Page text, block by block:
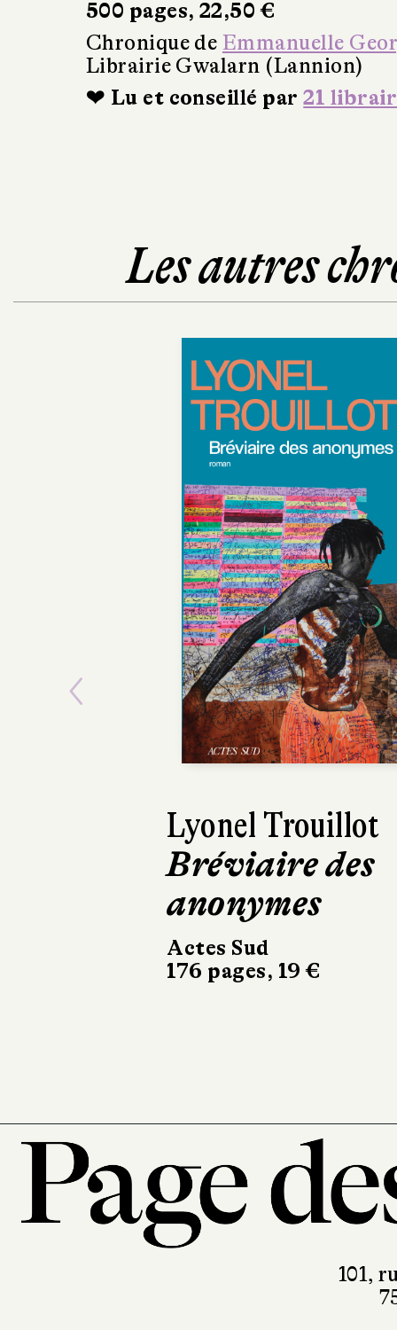
500 pages, 22,50 €
Chronique de Emmanuelle
Librairie Gwalarn (Lannion)
❤ Lu et conseillé par21
Les autres
Tiphaine Le Gall
D'ailleurs, ce
n'est pas ma
maison
La Manufacture de
Previous
101,